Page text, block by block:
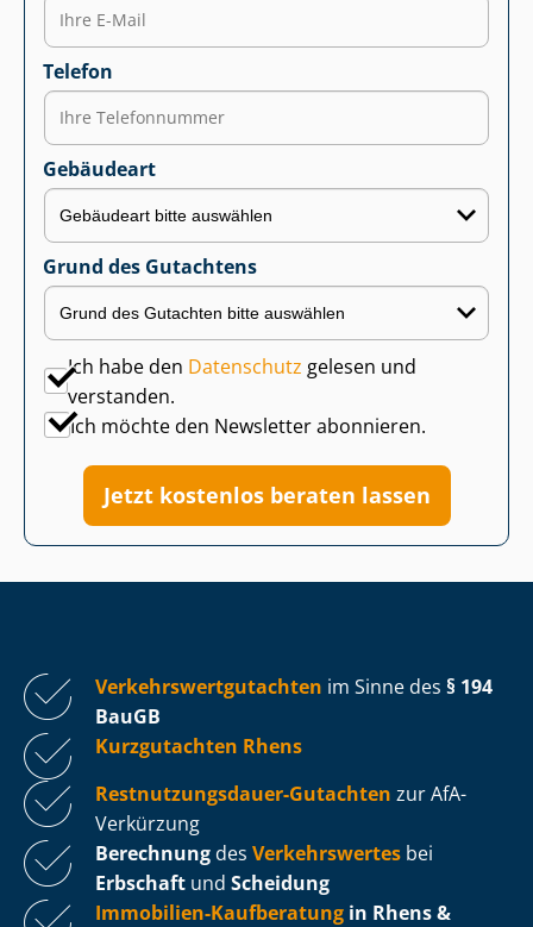
Telefon
Gebäudeart
Grund des Gutachtens
Ich habe den Datenschutz gelesen und
verstanden.
Ich möchte den Newsletter abonnieren.
Jetzt kostenlos beraten lassen
Ver­kehrs­wert­gut­ach­ten im Sinne des § 194
BauGB
Kurzgutachten Rhens
Rest­nut­zungs­dau­er-Gutachten zur AfA-
Verkürzung
Berechnung des Verkehrswertes bei
Erbschaft und Scheidung
Immobilien-Kaufberatung in Rhens &